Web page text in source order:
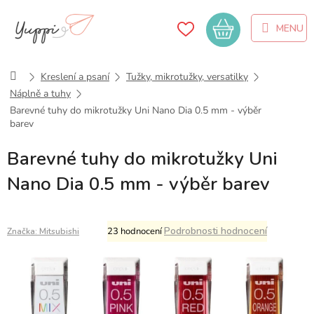
obsah
Nákupní
košík
DomůKreslení a psaní
Tužky, mikrotužky, versatilky
Náplně a tuhy
Barevné tuhy do mikrotužky Uni Nano Dia 0.5 mm - výběr
barev
Barevné tuhy do mikrotužky Uni
Nano Dia 0.5 mm - výběr barev
Průměrné
hodnocení
5,0
z
5
23 hodnoceníPodrobnosti hodnocení
Značka: Mitsubishi